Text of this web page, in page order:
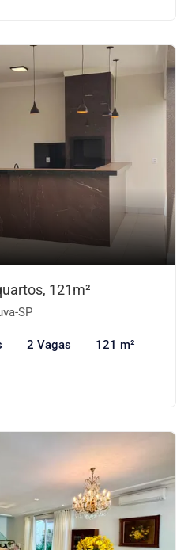
121m²
SP
2 Vagas 121 m²